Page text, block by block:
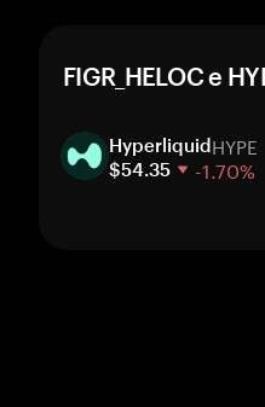
FIGR_HELOC e
HyperliquidHYPE
$54.35 -1.70%